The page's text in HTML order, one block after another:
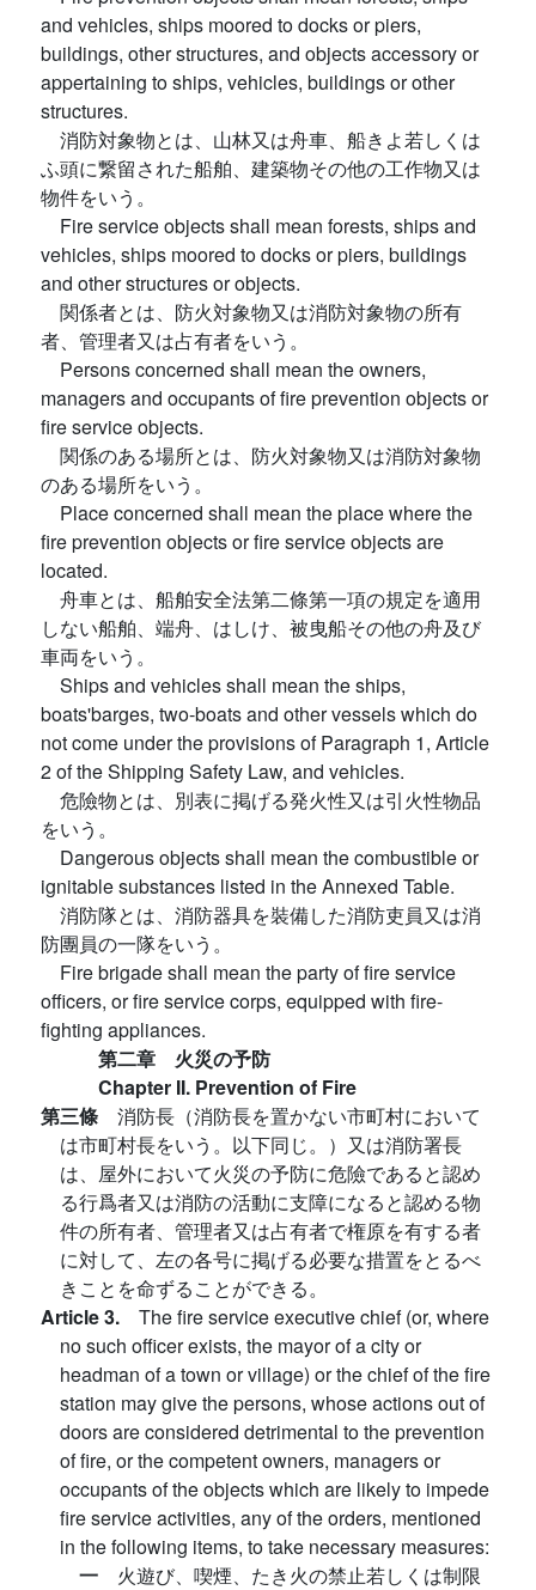
and vehicles, ships moored to docks or piers,
buildings, other structures, and objects accessory or
appertaining to ships, vehicles, buildings or other
structures.
消防対象物とは、山林又は舟車、船きよ若しくは
ふ頭に繋留された船舶、建築物その他の工作物又は
物件をいう。
Fire service objects shall mean forests, ships and
vehicles, ships moored to docks or piers, buildings
and other structures or objects.
関係者とは、防火対象物又は消防対象物の所有
者、管理者又は占有者をいう。
Persons concerned shall mean the owners,
managers and occupants of fire prevention objects or
fire service objects.
関係のある場所とは、防火対象物又は消防対象物
のある場所をいう。
Place concerned shall mean the place where the
fire prevention objects or fire service objects are
located.
舟車とは、船舶安全法第二條第一項の規定を適用
しない船舶、端舟、はしけ、被曳船その他の舟及び
車両をいう。
Ships and vehicles shall mean the ships,
boats'barges, two-boats and other vessels which do
not come under the provisions of Paragraph 1, Article
2 of the Shipping Safety Law, and vehicles.
危險物とは、別表に掲げる発火性又は引火性物品
をいう。
Dangerous objects shall mean the combustible or
ignitable substances listed in the Annexed Table.
消防隊とは、消防器具を裝備した消防吏員又は消
防團員の一隊をいう。
Fire brigade shall mean the party of fire service
officers, or fire service corps, equipped with fire-
fighting appliances.
第二章 火災の予防
Chapter II. Prevention of Fire
第三條 消防長（消防長を置かない市町村において
は市町村長をいう。以下同じ。）又は消防署長
は、屋外において火災の予防に危險であると認め
る行爲者又は消防の活動に支障になると認める物
件の所有者、管理者又は占有者で権原を有する者
に対して、左の各号に掲げる必要な措置をとるべ
きことを命ずることができる。
Article 3. The fire service executive chief (or, where
no such officer exists, the mayor of a city or
headman of a town or village) or the chief of the fire
station may give the persons, whose actions out of
doors are considered detrimental to the prevention
of fire, or the competent owners, managers or
occupants of the objects which are likely to impede
fire service activities, any of the orders, mentioned
in the following items, to take necessary measures:
一 火遊び、喫煙、たき火の禁止若しくは制限